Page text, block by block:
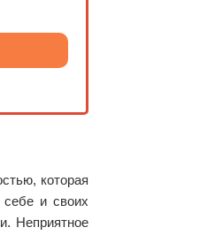
которая
себе и своих
Неприятное